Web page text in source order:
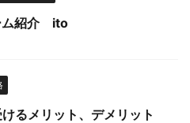
ム紹介 ito
るメリット、デメリット